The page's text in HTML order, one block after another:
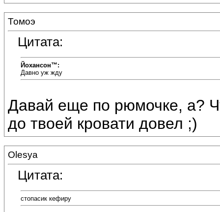
Томоэ
Цитата:
Йохансон™:
Давно уж жду
Давай еще по рюмочке, а?
до твоей кровати довел ;)
Olesya
Цитата:
стопасик кефиру